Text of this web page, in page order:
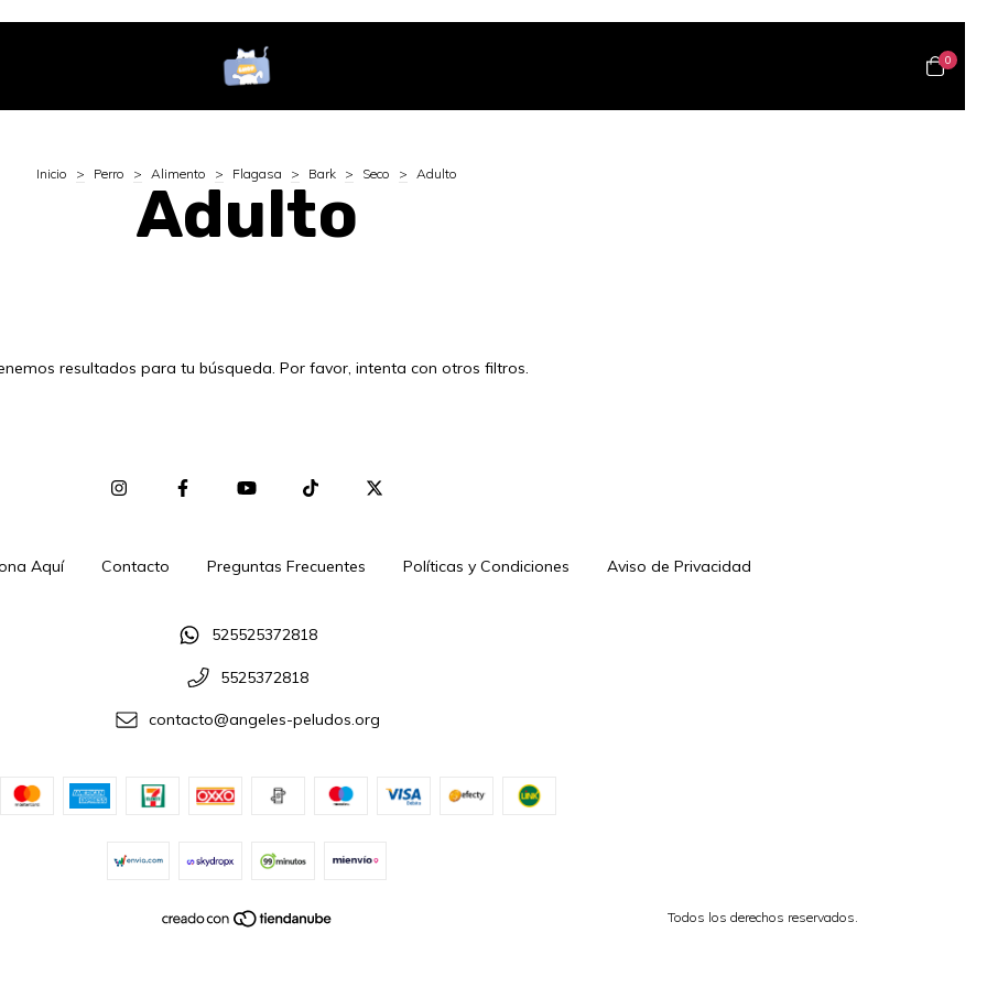
0
Inicio > Perro > Alimento > Flagasa > Bark > Seco > Adulto
Adulto
resultados para tu búsqueda. Por favor, intenta con otros filtros.
Aquí Contacto Preguntas Frecuentes Políticas y Condiciones Aviso de Privacidad
525525372818
5525372818
contacto@angeles-peludos.org
Todos los derechos reservados.